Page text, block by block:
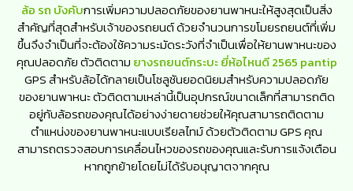
ล้อ รถ บังคับการเพิ่มความปลอดภัยของยานพาหนะให้สูงสุดเป็นสิ่ง
สำคัญที่สุดสำหรับเจ้าของรถยนต์ ด้วยจำนวนการขโมยรถยนต์ที่เพิ่ม
ขึ้นจึงจำเป็นที่จะต้องใช้ความระมัดระวังที่จำเป็นเพื่อให้ยานพาหนะของ
คุณปลอดภัย ตัวติดตาม ยางรถยนต์กระบะ ยี่ห้อไหนดี 2565 pantip
GPS สำหรับล้อได้กลายเป็นโซลูชันยอดนิยมสำหรับความปลอดภัย
ของยานพาหนะ ตัวติดตามเหล่านี้เป็นอุปกรณ์ขนาดเล็กที่สามารถติด
อยู่กับล้อรถของคุณได้อย่างง่ายดายช่วยให้คุณสามารถติดตาม
ตำแหน่งของยานพาหนะแบบเรียลไทม์ ด้วยตัวติดตาม GPS คุณ
สามารถตรวจสอบการเคลื่อนไหวของรถของคุณและรับการแจ้งเตือน
หากถูกย้ายโดยไม่ได้รับอนุญาตจากคุณ